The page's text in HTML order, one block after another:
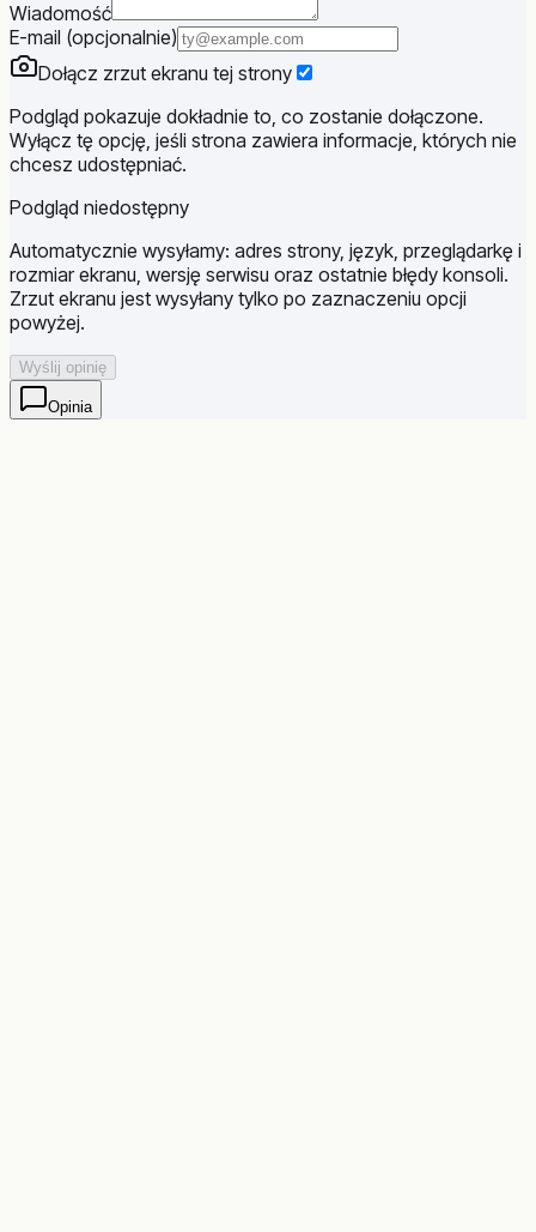
Wiadomość
E-mail (opcjonalnie)
Dołącz zrzut ekranu tej strony
Podgląd pokazuje dokładnie to, co zostanie dołączone.
Wyłącz tę opcję, jeśli strona zawiera informacje, których nie
chcesz udostępniać.
Podgląd niedostępny
Automatycznie wysyłamy: adres strony, język, przeglądarkę i
rozmiar ekranu, wersję serwisu oraz ostatnie błędy konsoli.
Zrzut ekranu jest wysyłany tylko po zaznaczeniu opcji
powyżej.
Wyślij opinię
Opinia